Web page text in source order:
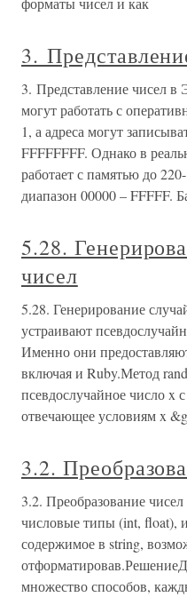
3.
3. Представление чисел
могут работать с
1, а адреса могут
FFFFFFFF. Однако в
работает с памятью до
диапазон 00000 – FFFFF.
5.28.
чисел
5.28. Генерирование
устраивают
Именно они
включая и Ruby.Метод
псевдослучайное число x
отвечающее условиям x
3.2.
3.2. Преобразование
числовые типы (int, float),
содержимое в string,
множество способов,